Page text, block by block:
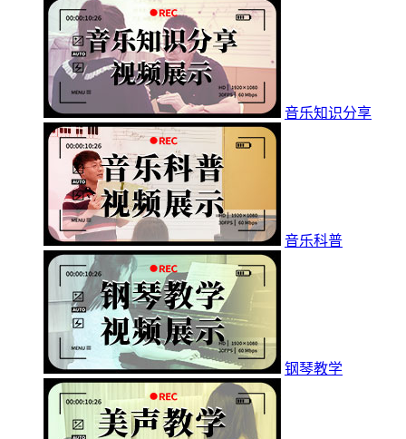
音乐知识分享
音乐科普
钢琴教学